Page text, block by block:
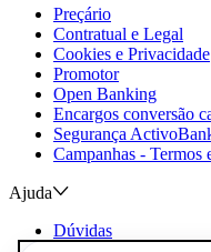
Preçário
Contratual e Legal
Cookies e Privacidade
Promotor
Open Banking
Encargos conversão
Segurança
Campanhas - Termos
Ajuda
Dúvidas